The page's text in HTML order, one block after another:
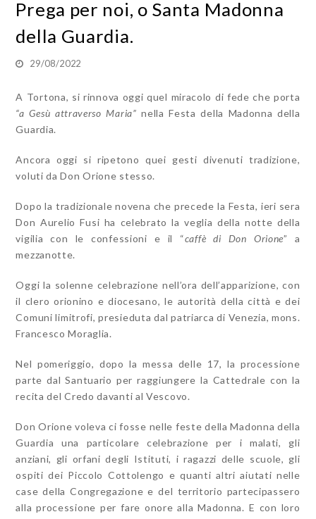
Prega per noi, o Santa Madonna
della Guardia.
29/08/2022
A Tortona, si rinnova oggi quel miracolo di fede che porta
“a Gesù attraverso Maria”nella Festa della Madonna della
Guardia.
Ancora oggi si ripetono quei gesti divenuti tradizione,
voluti da Don Orione stesso.
Dopo la tradizionale novena che precede la Festa, ieri sera
Don Aurelio Fusi ha celebrato la veglia della notte della
vigilia con le confessioni e il “caffè di Don Orione” a
mezzanotte.
Oggi la solenne celebrazione nell’ora dell’apparizione, con
il clero orionino e diocesano, le autorità della città e dei
Comuni limitrofi, presieduta dal patriarca di Venezia, mons.
Francesco Moraglia.
Nel pomeriggio, dopo la messa delle 17, la processione
parte dal Santuario per raggiungere la Cattedrale con la
recita del Credo davanti al Vescovo.
Don Orione voleva ci fosse nelle feste della Madonna della
Guardia una particolare celebrazione per i malati, gli
anziani, gli orfani degli Istituti, i ragazzi delle scuole, gli
ospiti dei Piccolo Cottolengo e quanti altri aiutati nelle
case della Congregazione e del territorio partecipassero
alla processione per fare onore alla Madonna. E con loro